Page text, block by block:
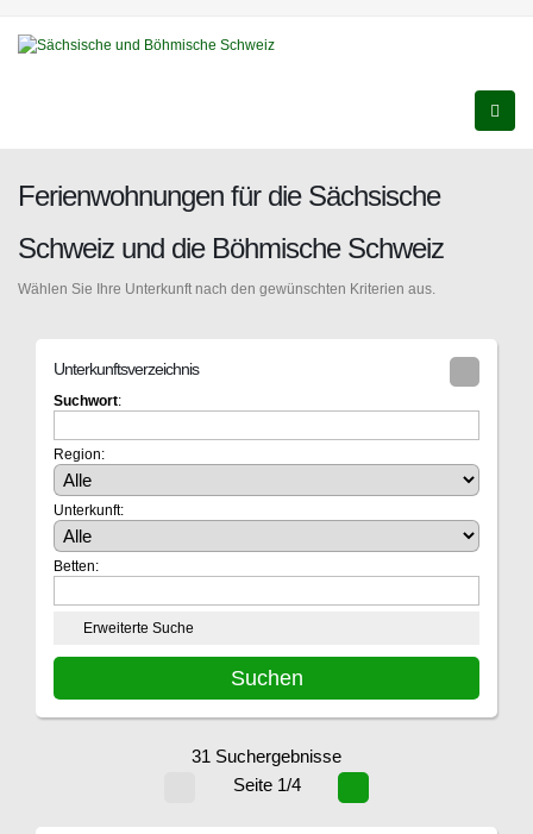
Ferienwohnungen für die Sächsische
Schweiz und die Böhmische Schweiz
Wählen Sie Ihre Unterkunft nach den gewünschten Kriterien aus.
Unterkunftsverzeichnis
Suchwort:
Region:
Unterkunft:
Betten:
Erweiterte Suche
31 Suchergebnisse
Seite 1/4